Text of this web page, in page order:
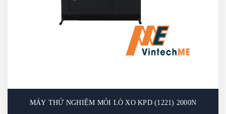
MÁY THỬ NGHIỆM MỎI LÒ XO KPD (1221) 2000N